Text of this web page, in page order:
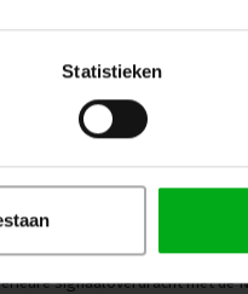
Statistieken
NC5MXX | XLR
zilvercontacten XX
levertijd 7-14 werkdagen
signaaloverdracht met de